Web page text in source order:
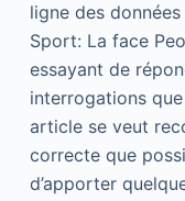
ligne des
Sport: La face
essayant de
interrogations
article se veut
correcte que
d’apporter